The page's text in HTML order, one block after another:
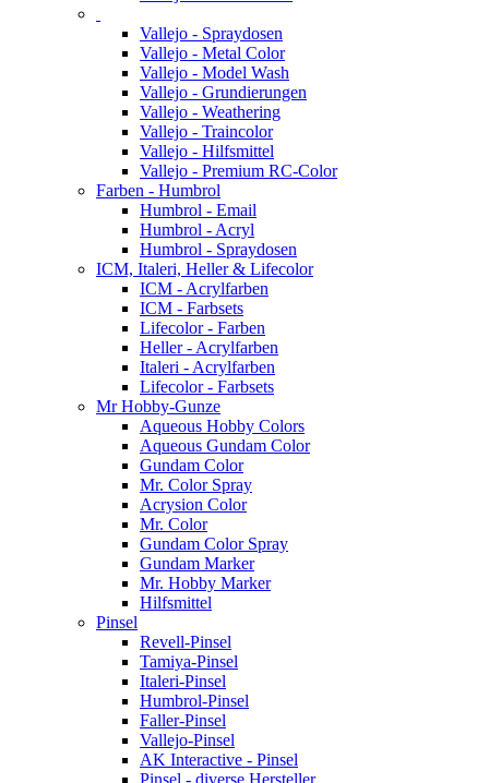
Vallejo - Spraydosen
Vallejo - Metal Color
Vallejo - Model Wash
Vallejo - Grundierungen
Vallejo - Weathering
Vallejo - Traincolor
Vallejo - Hilfsmittel
Vallejo - Premium RC-Color
Farben - Humbrol
Humbrol - Email
Humbrol - Acryl
Humbrol - Spraydosen
ICM, Italeri, Heller & Lifecolor
ICM - Acrylfarben
ICM - Farbsets
Lifecolor - Farben
Heller - Acrylfarben
Italeri - Acrylfarben
Lifecolor - Farbsets
Mr Hobby-Gunze
Aqueous Hobby Colors
Aqueous Gundam Color
Gundam Color
Mr. Color Spray
Acrysion Color
Mr. Color
Gundam Color Spray
Gundam Marker
Mr. Hobby Marker
Hilfsmittel
Pinsel
Revell-Pinsel
Tamiya-Pinsel
Italeri-Pinsel
Humbrol-Pinsel
Faller-Pinsel
Vallejo-Pinsel
AK Interactive - Pinsel
Pinsel - diverse Hersteller